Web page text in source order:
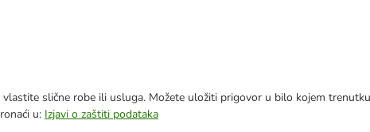
slične robe ili usluga. Možete uložiti prigovor u bilo kojem
u: Izjavi o zaštiti podataka